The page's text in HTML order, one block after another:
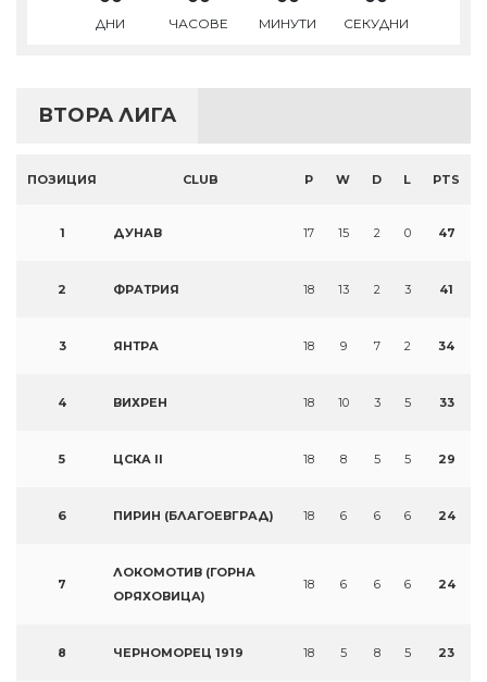
ДНИ ЧАСОВЕ МИНУТИ СЕКУДНИ
ВТОРА ЛИГА
ПОЗИЦИЯ CLUB P W D L PTS
1 ДУНАВ 17 15 2 0 47
2 ФРАТРИЯ 18 13 2 3 41
3 ЯНТРА 18 9 7 2 34
4 ВИХРЕН 18 10 3 5 33
5 ЦСКА II 18 8 5 5 29
6 ПИРИН (БЛАГОЕВГРАД) 18 6 6 6 24
7
ЛОКОМОТИВ (ГОРНА
ОРЯХОВИЦА)
18 6 6 6 24
8 ЧЕРНОМОРЕЦ 1919 18 5 8 5 23